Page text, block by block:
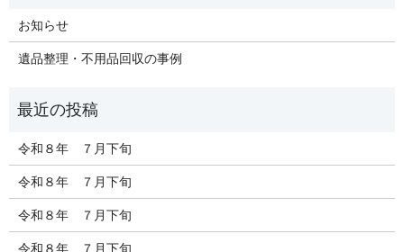
お知らせ
遺品整理・不用品回収の事例
令和８年 ７月下旬
令和８年 ７月下旬
令和８年 ７月下旬
令和８年 ７月下旬